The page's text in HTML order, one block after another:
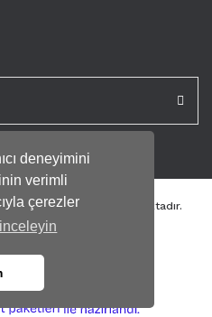
deneyimini
verimli
çerezler
inceleyin
Sertifikası ile korunmaktadır.
e- ile